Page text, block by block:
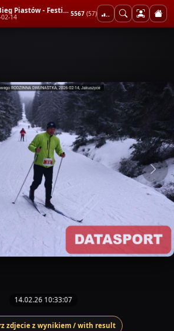
50. Bieg Piastów - Festiwal Narciarstwa Biegowego RODZINNA DWUNASTKA
14 5567 (57)
14.02.26 10:33:07
zdjecie z wynikiem / with result